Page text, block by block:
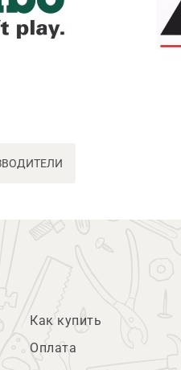
Как купить
Оплата